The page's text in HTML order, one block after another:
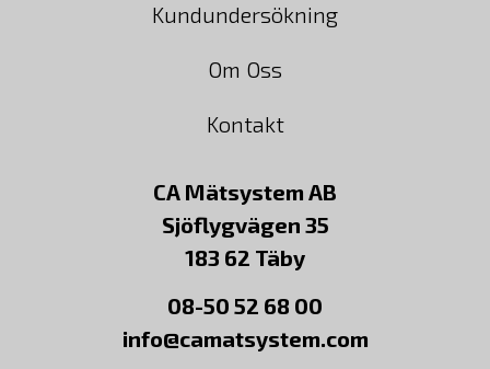
Kundundersökning
Om Oss
Kontakt
CA Mätsystem AB
Sjöflygvägen 35
183 62 Täby
08-50 52 68 00
info@camatsystem.com